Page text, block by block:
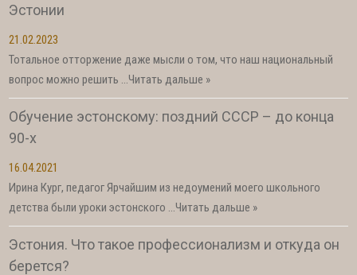
Эстонии
21.02.2023
Тотальное отторжение даже мысли о том, что наш национальный
вопрос можно решить …Читать дальше »
Обучение эстонскому: поздний СССР – до конца
90-х
16.04.2021
Ирина Кург, педагог Ярчайшим из недоумений моего школьного
детства были уроки эстонского …Читать дальше »
Эстония. Что такое профессионализм и откуда он
берется?